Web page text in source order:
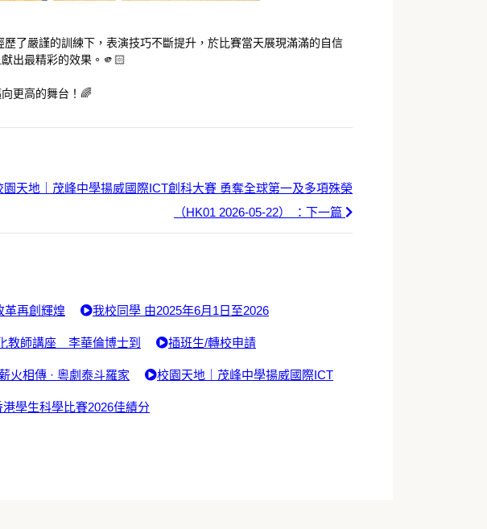
了嚴謹的訓練下，表演技巧不斷提升，於比賽當天展現滿滿的自信
出最精彩的效果。🫵🏻
更高的舞台！🌈
園天地｜茂峰中學揚威國際ICT創科大賽 勇奪全球第一及多項殊榮
（HK01 2026-05-22） ：下一篇
革再創輝煌 我校同學 由2025年6月1日至2026
教師講座 李華倫博士到 插班生/轉校申請
火相傳 · 粵劇泰斗羅家 校園天地｜茂峰中學揚威國際ICT
港學生科學比賽2026佳績分